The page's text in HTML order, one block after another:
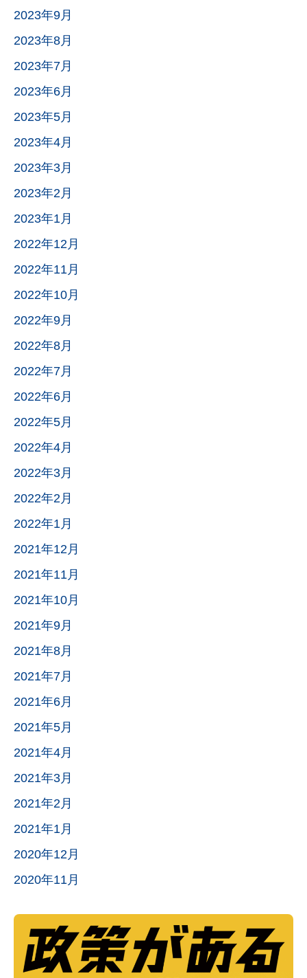
2023年9月
2023年8月
2023年7月
2023年6月
2023年5月
2023年4月
2023年3月
2023年2月
2023年1月
2022年12月
2022年11月
2022年10月
2022年9月
2022年8月
2022年7月
2022年6月
2022年5月
2022年4月
2022年3月
2022年2月
2022年1月
2021年12月
2021年11月
2021年10月
2021年9月
2021年8月
2021年7月
2021年6月
2021年5月
2021年4月
2021年3月
2021年2月
2021年1月
2020年12月
2020年11月